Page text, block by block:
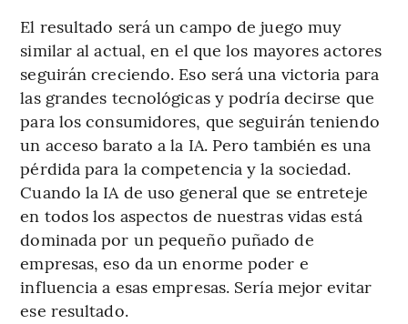
El resultado será un campo de juego muy
similar al actual, en el que los mayores actores
seguirán creciendo. Eso será una victoria para
las grandes tecnológicas y podría decirse que
para los consumidores, que seguirán teniendo
un acceso barato a la IA. Pero también es una
pérdida para la competencia y la sociedad.
Cuando la IA de uso general que se entreteje
en todos los aspectos de nuestras vidas está
dominada por un pequeño puñado de
empresas, eso da un enorme poder e
influencia a esas empresas. Sería mejor evitar
ese resultado.